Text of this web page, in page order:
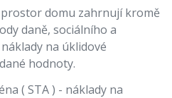
domu zahrnují kromě
daně, sociálního a
na úklidové
hodnoty.
( STA ) - náklady na